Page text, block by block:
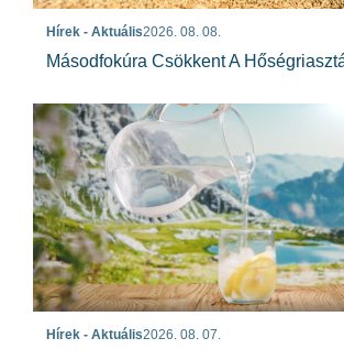
Hírek - Aktuális2026. 08. 08.
Másodfokúra Csökkent A
Hírek - Aktuális2026. 08. 07.